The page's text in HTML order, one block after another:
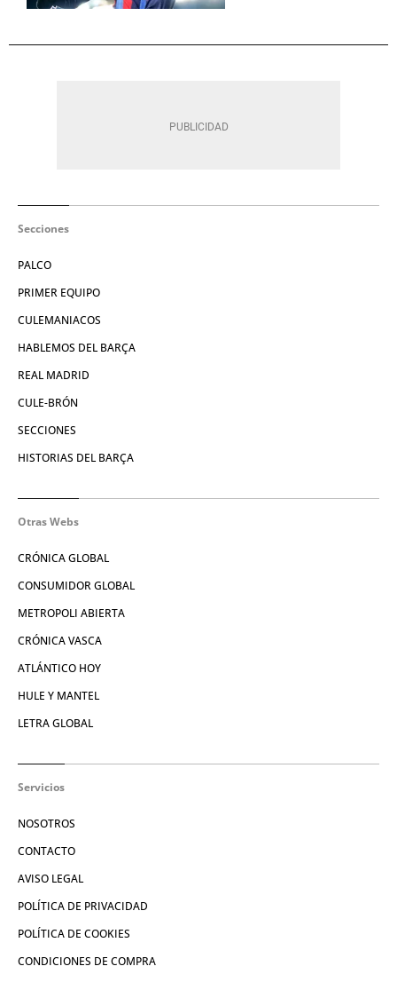
Secciones
PALCO
PRIMER EQUIPO
CULEMANIACOS
HABLEMOS DEL BARÇA
REAL MADRID
CULE-BRÓN
SECCIONES
HISTORIAS DEL BARÇA
Otras Webs
CRÓNICA GLOBAL
CONSUMIDOR GLOBAL
METROPOLI ABIERTA
CRÓNICA VASCA
ATLÁNTICO HOY
HULE Y MANTEL
LETRA GLOBAL
Servicios
NOSOTROS
CONTACTO
AVISO LEGAL
POLÍTICA DE PRIVACIDAD
POLÍTICA DE COOKIES
CONDICIONES DE COMPRA